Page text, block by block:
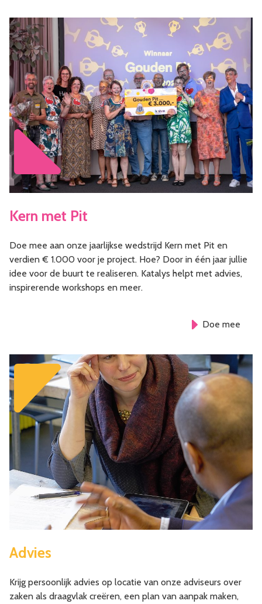
Kern met Pit
Doe mee aan onze jaarlijkse wedstrijd Kern met Pit en
verdien € 1.000 voor je project. Hoe? Door in één jaar jullie
idee voor de buurt te realiseren. Katalys helpt met advies,
inspirerende workshops en meer.
Doe mee
Advies
Krijg persoonlijk advies op locatie van onze adviseurs over
zaken als draagvlak creëren, een plan van aanpak maken,